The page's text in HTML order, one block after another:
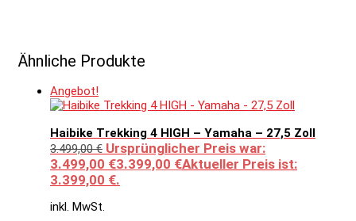
Ähnliche Produkte
Angebot!
Haibike Trekking 4 HIGH – Yamaha – 27,5 Zoll
3.499,00€ Ursprünglicher Preis war:
3.499,00 €3.399,00 €Aktueller Preis ist:
3.399,00 €.
inkl. MwSt.